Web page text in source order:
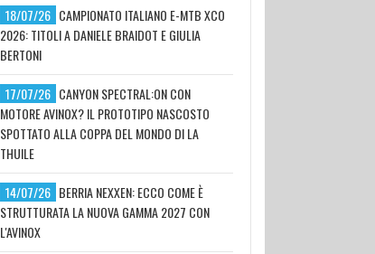
18/07/26 CAMPIONATO ITALIANO E-MTB XCO
2026: TITOLI A DANIELE BRAIDOT E GIULIA
BERTONI
17/07/26 CANYON SPECTRAL:ON CON
MOTORE AVINOX? IL PROTOTIPO NASCOSTO
SPOTTATO ALLA COPPA DEL MONDO DI LA
THUILE
14/07/26 BERRIA NEXXEN: ECCO COME È
STRUTTURATA LA NUOVA GAMMA 2027 CON
L'AVINOX